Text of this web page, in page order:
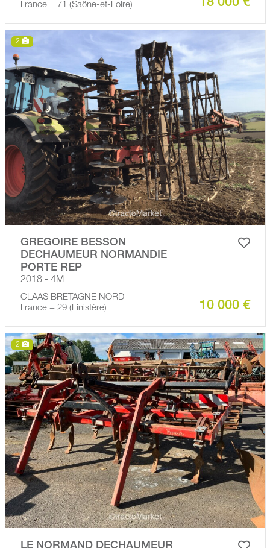
France − 71 (Saône-et-Loire)
18 000 €
2
GREGOIRE BESSON
DECHAUMEUR NORMANDIE
PORTE REP
2018 - 4M
CLAAS BRETAGNE NORD
France − 29 (Finistère)
10 000 €
2